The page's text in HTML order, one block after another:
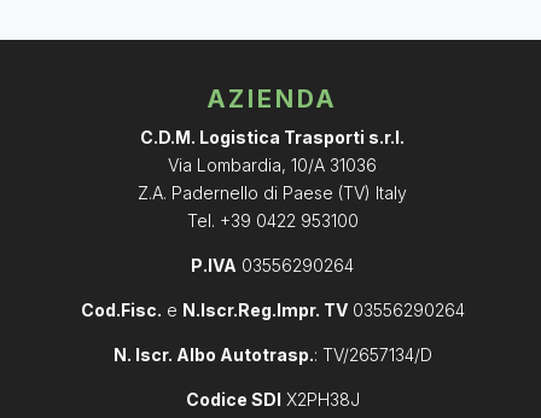
AZIENDA
C.D.M. Logistica Trasporti s.r.l.
Via Lombardia, 10/A 31036
Z.A. Padernello di Paese (TV) Italy
Tel. +39 0422 953100
P.IVA 03556290264
Cod.Fisc. e N.Iscr.Reg.Impr. TV03556290264
N. Iscr. Albo Autotrasp.: TV/2657134/D
Codice SDI X2PH38J